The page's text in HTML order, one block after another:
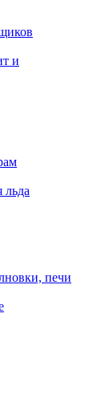
и
льда
печи